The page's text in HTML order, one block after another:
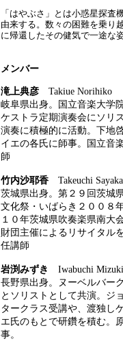
「はやぶさ」とは小惑星探査
由来する。数々の困難を乗り
に帰還したその健気で一途な
メンバー
滝上典彦 Takiue Norihiko
岐阜県出身。国立音楽大学
ケストラ定期演奏会にソリ
演奏に積極的に活動。下地
イエの各氏に師事。国立音
師
竹内沙耶香 Takeuchi
茨城県出身。第２９回茨城
文化祭・いばらき２００８
１０年茨城県吹奏楽県南大
財団主催によるリサイタル
任講師
岩渕みずき Iwabuchi
長野県出身。ヌーベルバー
とソリストとして共演。ジ
タークラス受講や、渡独し
エ氏のもとで研鑽を積む。
事。